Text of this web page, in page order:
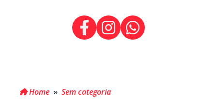
Home » Sem categoria